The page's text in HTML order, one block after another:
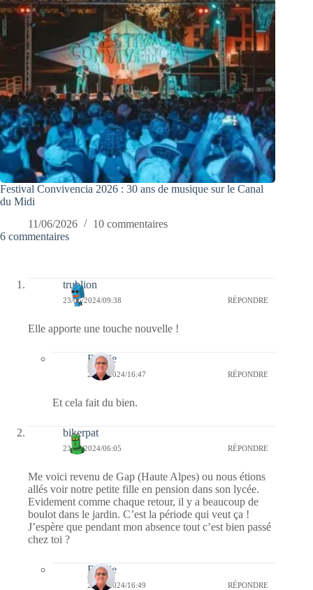
Festival Convivencia 2026 : 30 ans de musique sur le Canal
du Midi
11/06/2026
10 commentaires
6 commentaires
trublion
23/05/2024/09:38 RÉPONDRE
Elle apporte une touche nouvelle !
Bernie
23/05/2024/16:47 RÉPONDRE
Et cela fait du bien.
bikerpat
23/05/2024/06:05 RÉPONDRE
Me voici revenu de Gap (Haute Alpes) ou nous étions
allés voir notre petite fille en pension dans son lycée.
Evidement comme chaque retour, il y a beaucoup de
boulot dans le jardin. C’est la période qui veut ça !
J’espère que pendant mon absence tout c’est bien passé
chez toi ?
Bernie
23/05/2024/16:49 RÉPONDRE